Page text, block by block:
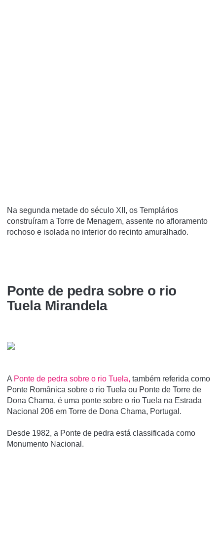
Na segunda metade do século XII, os Templários
construíram a Torre de Menagem, assente no afloramento
rochoso e isolada no interior do recinto amuralhado.
Ponte de pedra sobre o rio
Tuela Mirandela
A Ponte de pedra sobre o rio Tuela, também referida como
Ponte Românica sobre o rio Tuela ou Ponte de Torre de
Dona Chama, é uma ponte sobre o rio Tuela na Estrada
Nacional 206 em Torre de Dona Chama, Portugal.
Desde 1982, a Ponte de pedra está classificada como
Monumento Nacional.